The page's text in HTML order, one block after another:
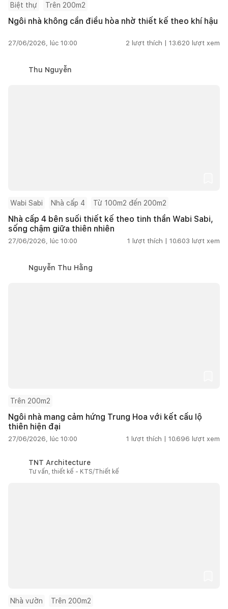
Biệt thự Trên 200m2
Ngôi nhà không cần điều hòa nhờ thiết kế theo khí hậu
27/06/2026, lúc 10:00 2 lượt thích | 13.620 lượt xem
Thu Nguyễn
Wabi Sabi Nhà cấp 4 Từ 100m2 đến 200m2
Nhà cấp 4 bên suối thiết kế theo tinh thần Wabi Sabi,
sống chậm giữa thiên nhiên
27/06/2026, lúc 10:00 1 lượt thích | 10.603 lượt xem
Nguyễn Thu Hằng
Trên 200m2
Ngôi nhà mang cảm hứng Trung Hoa với kết cấu lộ
thiên hiện đại
27/06/2026, lúc 10:00 1 lượt thích | 10.696 lượt xem
TNT Architecture
Tư vấn, thiết kế - KTS/Thiết kế
Nhà vườn Trên 200m2